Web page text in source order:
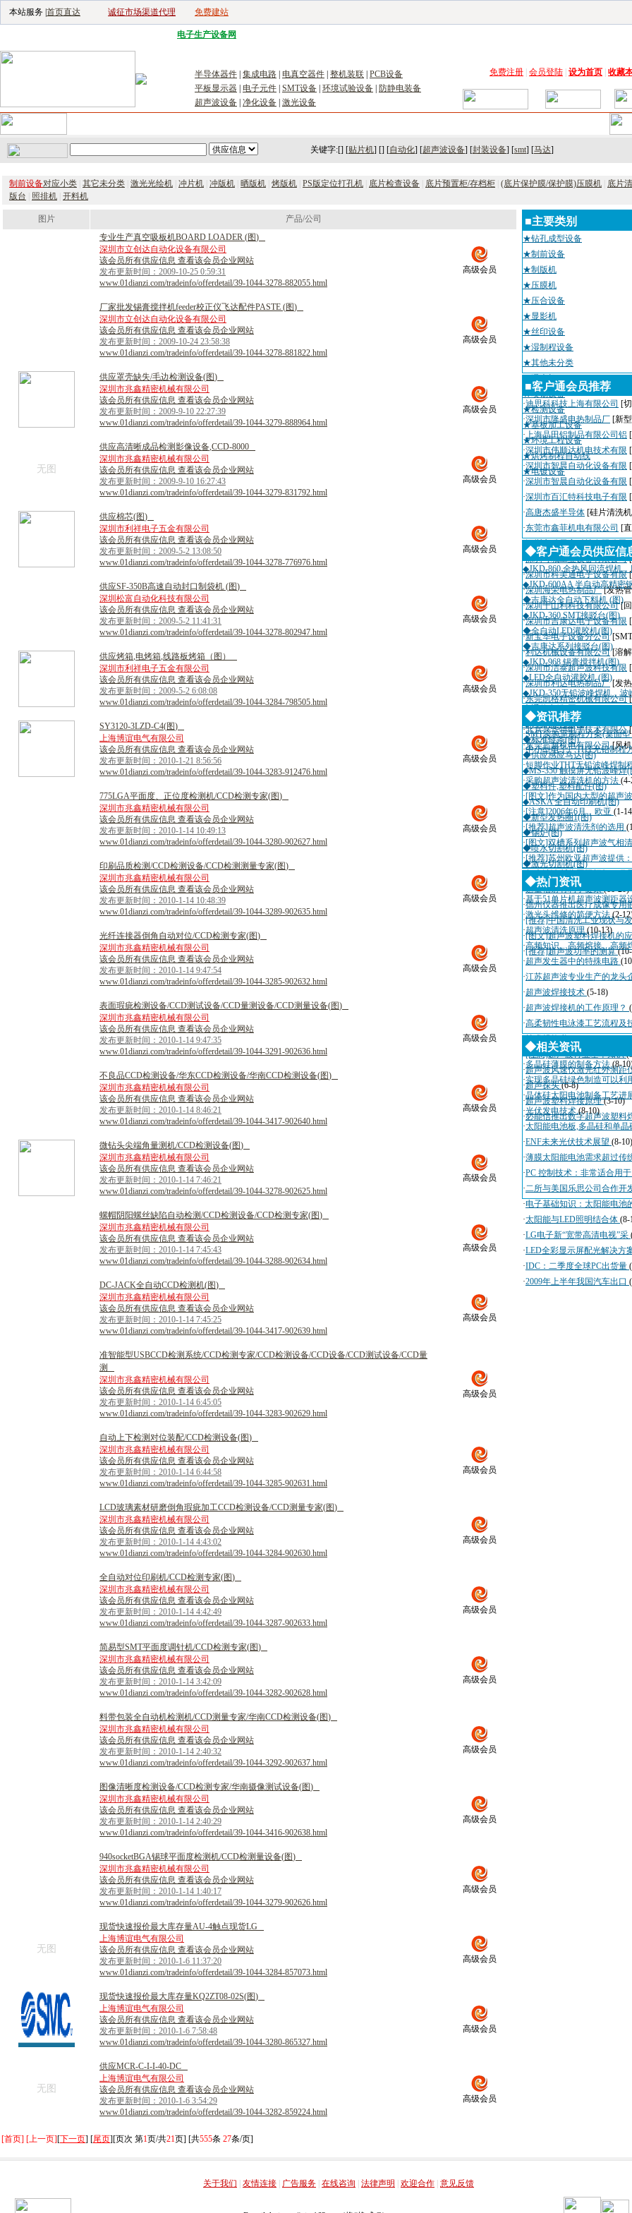
本站服务 | 首页直达 诚征市场渠道代理 免费建站
电子生产设备网
半导体器件 集成电路 电真空器件 整机装联 PCB设备
平板显示器
电子元件 SMT设备 环境试验设备
防静电装备
超声波设备 净化设备 激光设备
免费注册 会员登陆 设为首页 收藏
关键字:[] [贴片机] [] [自动化] [超声波设备] [封装设备] [smt] [马达]
制前设备对应小类 其它未分类 激光光绘机 冲片机 冲版机 晒版机 烤版机 PS版定位打孔机 底片检查设备 底片预置柜/存档柜 (底片保护膜/保护膜)压膜机 底片
版台
照排机 开料机
图片
产品/公司
专业生产真空吸板机BOARD LOADER (图)
深圳市立创达自动化设备有限公司
该会员所有供应信息 查看该会员企业网站
发布更新时间：2009-10-25 0:59:31
www.01dianzi.com/tradeinfo/offerdetail/39-1044-3278-882055.html
高级会员
厂家批发锡膏搅拌机feeder校正仪飞达配件PASTE (图)
深圳市立创达自动化设备有限公司
该会员所有供应信息 查看该会员企业网站
发布更新时间：2009-10-24 23:58:38
www.01dianzi.com/tradeinfo/offerdetail/39-1044-3278-881822.html
高级会员
供应罩壳缺失/毛边检测设备(图)
深圳市兆鑫精密机械有限公司
该会员所有供应信息 查看该会员企业网站
发布更新时间：2009-9-10 22:27:39
www.01dianzi.com/tradeinfo/offerdetail/39-1044-3279-888964.html
高级会员
无图
供应高清晰成品检测影像设备,CCD-8000
深圳市兆鑫精密机械有限公司
该会员所有供应信息 查看该会员企业网站
发布更新时间：2009-9-10 16:27:43
www.01dianzi.com/tradeinfo/offerdetail/39-1044-3279-831792.html
高级会员
供应棉芯(图)
深圳市利祥电子五金有限公司
该会员所有供应信息 查看该会员企业网站
发布更新时间：2009-5-2 13:08:50
www.01dianzi.com/tradeinfo/offerdetail/39-1044-3278-776976.html
高级会员
供应SF-350B高速自动封口制 袋机 (图)
深圳松富自动化科技有限公司
该会员所有供应信息 查看该会员企业网站
发布更新时间：2009-5-2 11:41:31
www.01dianzi.com/tradeinfo/offerdetail/39-1044-3278-802947.html
高级会员
供应烤箱,电烤箱,线路板烤箱 （ 图 ）
深圳市利祥电子五金有限公司
该会员所有供应信息 查看该会员企业网站
发布更新时间：2009-5-2 6:08:08
www.01dianzi.com/tradeinfo/offerdetail/39-1044-3284-798505.html
高级会员
SY3120-3LZD-C4(图)
上海博谊电气有限公司
该会员所有供应信息 查看该会员企业网站
发布更新时间：2010-1-21 8:56:56
www.01dianzi.com/tradeinfo/offerdetail/39-1044-3283-912476.html
高级会员
775LGA平面度、 正位度检测机/CCD检测专家(图)
深圳市兆鑫精密机械有限公司
该会员所有供应信息 查看该会员企业网站
发布更新时间：2010-1-14 10:49:13
www.01dianzi.com/tradeinfo/offerdetail/39-1044-3280-902627.html
高级会员
印刷品质检测/CCD检测设备/CCD检测测量专家(图)
深圳市兆鑫精密机械有限公司
该会员所有供应信息 查看该会员企业网站
发布更新时间：2010-1-14 10:48:39
www.01dianzi.com/tradeinfo/offerdetail/39-1044-3289-902635.html
高级会员
光纤连接器倒角 自动对位/CCD检测专家(图)
深圳市兆鑫精密机械有限公司
该会员所有供应信息 查看该会员企业网站
发布更新时间：2010-1-14 9:47:54
www.01dianzi.com/tradeinfo/offerdetail/39-1044-3285-902632.html
高级会员
表面瑕疵检测设备/CCD测试设备/CCD量测设备/CCD测量设备(图)
深圳市兆鑫精密机械有限公司
该会员所有供应信息 查看该会员企业网站
发布更新时间：2010-1-14 9:47:35
www.01dianzi.com/tradeinfo/offerdetail/39-1044-3291-902636.html
高级会员
不 良品CCD检测设备/华东CCD检测设备/华南CCD检测设备(图)
深圳市兆鑫精密机械有限公司
该会员所有供应信息 查看该会员企业网站
发布更新时间：2010-1-14 8:46:21
www.01dianzi.com/tradeinfo/offerdetail/39-1044-3417-902640.html
高级会员
微钻头尖端角量测机/CCD检测设备(图)
深圳市兆鑫精密机械有限公司
该会员所有供应信息 查看该会员企业网站
发布更新时间：2010-1-14 7:46:21
www.01dianzi.com/tradeinfo/offerdetail/39-1044-3278-902625.html
高级会员
螺帽阴 阳螺丝缺陷自动检测/CCD检测设备/CCD检测专家(图)
深圳市兆鑫精密机械有限公司
该会员所有供应信息 查看该会员企业网站
发布更新时间：2010-1-14 7:45:43
www.01dianzi.com/tradeinfo/offerdetail/39-1044-3288-902634.html
高级会员
DC-JACK全自动CCD检测机(图)
深圳市兆鑫精密机械有限公司
该会员所有供应信息 查看该会员企业网站
发布更新时间：2010-1-14 7:45:25
www.01dianzi.com/tradeinfo/offerdetail/39-1044-3417-902639.html
高级会员
准智能型USBCCD检测 系统/CCD检测专家/CCD检测设备/CCD设备/CCD测试设备/CCD量
测
深圳市兆鑫精密机械有限公司
该会员所有供应信息 查看该会员企业网站
发布更新时间：2010-1-14 6:45:05
www.01dianzi.com/tradeinfo/offerdetail/39-1044-3283-902629.html
高级会员
自动上下检测对位装配/CCD检测设备(图)
深圳市兆鑫精密机械有限公司
该会员所有供应信息 查看该会员企业网站
发布更新时间：2010-1-14 6:44:58
www.01dianzi.com/tradeinfo/offerdetail/39-1044-3285-902631.html
高级会员
LCD玻璃素材研磨倒角瑕疵加工CCD检测设备/CCD测量专家(图)
深圳市兆鑫精密机械有限公司
该会员所有供应信息 查看该会员企业网站
发布更新时间：2010-1-14 4:43:02
www.01dianzi.com/tradeinfo/offerdetail/39-1044-3284-902630.html
高级会员
全自动对位印刷机/CCD检测专家(图)
深圳市兆鑫精密机械有限公司
该会员所有供应信息 查看该会员企业网站
发布更新时间：2010-1-14 4:42:49
www.01dianzi.com/tradeinfo/offerdetail/39-1044-3287-902633.html
高级会员
简易型SMT平面度调针机/CCD检测专家(图)
深圳市兆鑫精密机械有限公司
该会员所有供应信息 查看该会员企业网站
发布更新时间：2010-1-14 3:42:09
www.01dianzi.com/tradeinfo/offerdetail/39-1044-3282-902628.html
高级会员
料带包装全自动机检测机/CCD测量专家/华南CCD检测设备(图)
深圳市兆鑫精密机械有限公司
该会员所有供应信息 查看该会员企业网站
发布更新时间：2010-1-14 2:40:32
www.01dianzi.com/tradeinfo/offerdetail/39-1044-3292-902637.html
高级会员
图像清晰度检测设备/CCD检测专家/华南摄像测试设备(图)
深圳市兆鑫精密机械有限公司
该会员所有供应信息 查看该会员企业网站
发布更新时间：2010-1-14 2:40:29
www.01dianzi.com/tradeinfo/offerdetail/39-1044-3416-902638.html
高级会员
940socketBGA锡球平面度检测机/CCD检测量设备(图)
深圳市兆鑫精密机械有限公司
该会员所有供应信息 查看该会员企业网站
发布更新时间：2010-1-14 1:40:17
www.01dianzi.com/tradeinfo/offerdetail/39-1044-3279-902626.html
高级会员
无图
现货快速报价最大库存量AU-4触点现货LG
上海博谊电气有限公司
该会员所有供应信息 查看该会员企业网站
发布更新时间：2010-1-6 11:37:20
www.01dianzi.com/tradeinfo/offerdetail/39-1044-3284-857073.html
高级会员
现货快速报价最大库存量KQ2ZT08-02S(图)
上海博谊电气有限公司
该会员所有供应信息 查看该会员企业网站
发布更新时间：2010-1-6 7:58:48
www.01dianzi.com/tradeinfo/offerdetail/39-1044-3280-865327.html
高级会员
无图
供应MCR-C-I-I-40-DC
上海博谊电气有限公司
该会员所有供应信息 查看该会员企业网站
发布更新时间：2010-1-6 3:54:29
www.01dianzi.com/tradeinfo/offerdetail/39-1044-3282-859224.html
高级会员
■主要类别
★钻孔成型设备
★制前设备
★制版机
★压膜机
★压合设备
★显影机
★丝印设备
★湿制程设备
★其他未分类
★曝光机
★喷锡设备
★检测设备
★基板加工设备
★环境工程设备
★烘烤制程自动线
★电镀设备
■客户通会员推荐
·迪思科科技上海有限公司 [
·深圳市隆盛电热制品厂 [新
·上海晶田铝制品有限公司铝
·深圳市伟顺达机电技术有限
·深圳市智晨自动化设备有限
·深圳市智晨自动化设备有限
·深圳市百汇特科技电子有限
·高唐杰盛半导体 [硅片清洗
·东莞市鑫菲机电有限公司 [
深圳市瑞天宇科技有限公司
·深圳粤城工业设备有限公司
·深圳市科美通电子设备有限
·深圳海荣电热制品厂 [发热
·深圳千山利科技有限公司 [
·深圳市吉康达电子设备有限
·新宝华电子设备分公司
·利达机械设备有限公司 [溶
·深圳市洁泰超声波科技有限
·深圳市利达电热制品厂 [发
·东莞凯格精密机械有限公司
·深圳市迈瑞自动化设备有限
·北京兴华特电子技术有限公
·东莞三越机电有限公司 [风
◆客户通会员供应信
◆JKD-860 全热风回流焊机
◆JKD-600AA 半自动高精密
◆吉康达全自动下料机 (图)
◆JKD-360 SMT接驳台(图)
◆全自动LED灌胶机(图)
◆吉康达系列接驳台(图)
◆JKD-968 锡膏搅拌机(图)
◆LED全自动灌胶机 (图)
◆JKD-350无铅波峰焊机，波
◆通信电缆(图)
◆计算机电缆(图)
◆标准链条(图)
◆供应感应马达(图)
◆MS-350 触摸屏无铅波峰焊(
◆塑料件,塑料配件(图)
◆ASKA 全自动印刷机(图)
◆新型发热圈1(图)
◆锡炉(图)
◆喷水切割机(图)
◆激光切割机(图)
◆资讯推荐
·SMT实验室制程方案(桌面型
·中小型电子厂THT无铅制程
·短脚作业THT无铅波峰焊制
·采购超声波清洗机的方法 (4-
·[图文]作为国内大型的超声波
·[注意]2006年6月，欧亚 (1-
·[推荐]超声波清洗剂的选用
·[图文]双槽系列超声波气相清
·[推荐]苏州欧亚超声波提供：
超声波诊断仪国际招标10月看
·适量辐射有利于健康(11-20)
·德州仪器推出医疗成像专用
·[推荐]中国清洗工业现状与
·[图文]超声波塑料焊接机的应
·[推荐]超声波功率的测算
◆热门资讯
·基于51单片机超声波测距器
·激光头维修的简便方法(2-
·超声波清洗原理(10-13)
·高频知识、高频熔接、高频
·超声发生器中的特殊电路
·江苏超声波专业生产的龙头
·超声波焊接技术 (5-18)
·超声波焊接机的工作原理？
·高柔韧性电泳漆工艺流程及
技术规格书
(4-3)
·[注意]超声波行业基本知识
·超声波风速仪激光红外测距
·超声探头(6-8)
·超声波塑料焊接原理(3-10)
·必能信推出数字超声波塑料
◆相关资讯
·多晶硅薄膜的制备方法(8-
·实现多晶硅绿色制造可以利
·晶体硅太阳电池制备工艺进
·光伏发电技术(8-10)
·太阳能电池板,多晶硅和单晶
·ENF未来光伏技术展望 (8-10)
·薄膜太阳能电池需求超过传
·PC 控制技术：非常适合用于
·二所与美国乐思公司合作开
·电子基础知识：太阳能电池
·太阳能与LED照明结合体 (8-
·LG电子新“宽带高清电视”采
·LED全彩显示屏配光解决方
·IDC：二季度全球PC出货量
·2009年上半年我国汽车出口
[首页] [上一页][下一页] [尾页][页次 第1页/共21页] [共555条 27条/页]
关于我们
友情连接 广告服务 在线咨询 法律声明 欢迎合作 意见反馈